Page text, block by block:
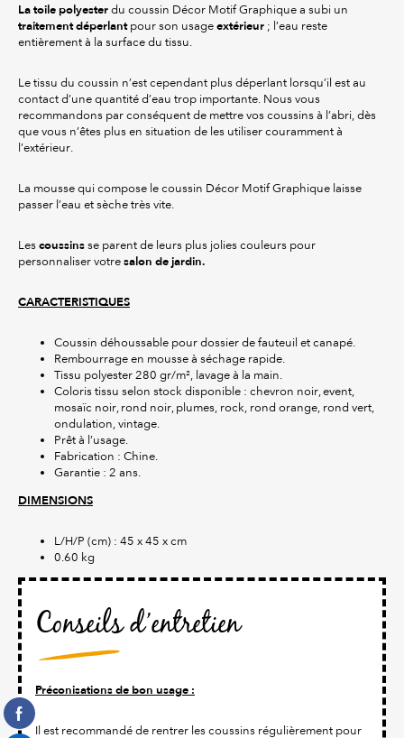
Latoile polyester du coussin Décor Motif Graphique a subi un
traitement déperlantpour son usage extérieur ; l’eau reste
entièrement à la surface du tissu.
Le tissu du coussin n’est cependant plus déperlant lorsqu’il est au
contact d’une quantité d’eau trop importante. Nous vous
recommandons par conséquent de mettre vos coussins à l’abri, dès
que vous n’êtes plus en situation de les utiliser couramment à
l’extérieur.
La mousse qui compose le coussin Décor Motif Graphique laisse
passer l’eau et sèche très vite.
Les coussins se parent de leurs plus jolies couleurs pour
personnaliser votre salon de jardin.
CARACTERISTIQUES
Coussin déhoussable pour dossier de fauteuil et canapé.
Rembourrage en mousse à séchage rapide.
Tissu polyester 280 gr/m², lavage à la main.
Coloris tissu selon stock disponible : chevron noir, event,
mosaïc noir, rond noir, plumes, rock, rond orange, rond vert,
ondulation, vintage.
Prêt à l’usage.
Fabrication : Chine.
Garantie : 2 ans.
DIMENSIONS
L/H/P (cm) : 45 x 45 x cm
0.60 kg
Conseils d’entretien
Préconisations de bon usage :
Il est recommandé de rentrer les coussins régulièrement pour